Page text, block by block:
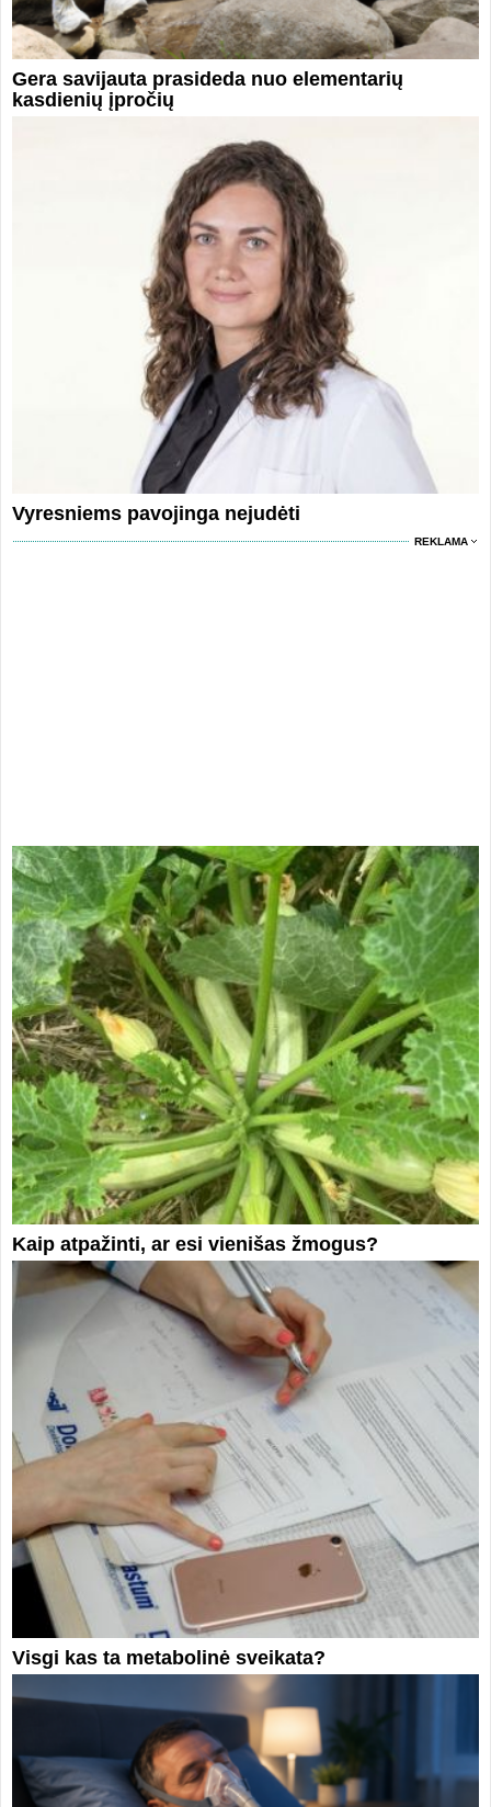
Gera savijauta prasideda nuo elementarių
kasdienių įpročių
Vyresniems pavojinga nejudėti
REKLAMA
Kaip atpažinti, ar esi vienišas žmogus?
Visgi kas ta metabolinė sveikata?